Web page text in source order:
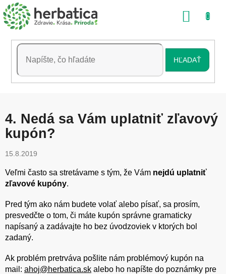
Prejsť
na
obsah
HĽADAŤ
4. Nedá sa Vám uplatniť zľavový
kupón?
15.8.2019
Veľmi často sa stretávame s tým, že Vám nejdú uplatniť
zľavové kupóny.
Pred tým ako nám budete volať alebo písať, sa prosím,
presvedčte o tom, či máte kupón správne gramaticky
napísaný a zadávajte ho bez úvodzoviek v ktorých bol
zadaný.
Ak problém pretrváva pošlite nám problémový kupón na
mail: ahoj@herbatica.sk alebo ho napíšte do poznámky pre